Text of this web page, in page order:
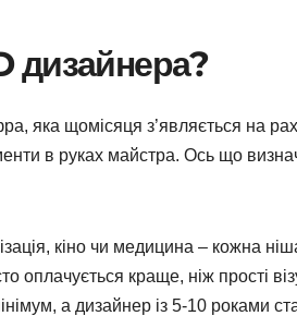
дизайнера?
яка щомісяця з’являється на
в руках майстра. Ось що
кіно чи медицина – кожна
краще, ніж прості
а дизайнер із 5-10 роками